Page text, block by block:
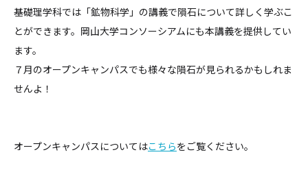
基礎理学科では「鉱物科学」の講義で隕石について詳しく学ぶこ
とができます。岡山大学コンソーシアムにも本講義を提供してい
ます。
７月のオープンキャンパスでも様々な隕石が見られるかもしれま
せんよ！
オープンキャンパスについてはこちらをご覧ください。